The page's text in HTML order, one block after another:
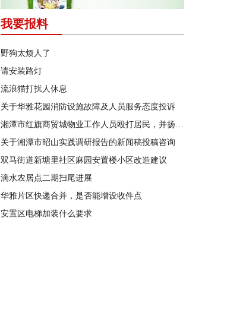
我要报料
野狗太烦人了
请安装路灯
流浪猫打扰人休息
关于华雅花园消防设施故障及人员服务态度投诉
湘潭市红旗商贸城物业工作人员殴打居民，并扬言恐吓“我打死你有冯友根负责”
关于湘潭市昭山实践调研报告的新闻稿投稿咨询
双马街道新塘里社区麻园安置楼小区改造建议
滴水农居点二期扫尾进展
华雅片区快递合并，是否能增设收件点
安置区电梯加装什么要求